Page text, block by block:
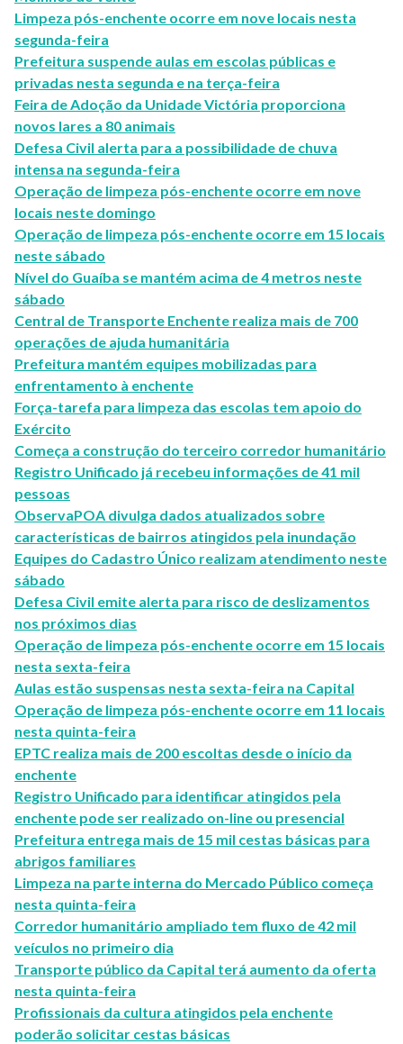
Limpeza pós-enchente ocorre em nove locais nesta
segunda-feira
Prefeitura suspende aulas em escolas públicas e
privadas nesta segunda e na terça-feira
Feira de Adoção da Unidade Victória proporciona
novos lares a 80 animais
Defesa Civil alerta para a possibilidade de chuva
intensa na segunda-feira
Operação de limpeza pós-enchente ocorre em nove
locais neste domingo
Operação de limpeza pós-enchente ocorre em 15 locais
neste sábado
Nível do Guaíba se mantém acima de 4 metros neste
sábado
Central de Transporte Enchente realiza mais de 700
operações de ajuda humanitária
Prefeitura mantém equipes mobilizadas para
enfrentamento à enchente
Força-tarefa para limpeza das escolas tem apoio do
Exército
Começa a construção do terceiro corredor humanitário
Registro Unificado já recebeu informações de 41 mil
pessoas
ObservaPOA divulga dados atualizados sobre
características de bairros atingidos pela inundação
Equipes do Cadastro Único realizam atendimento neste
sábado
Defesa Civil emite alerta para risco de deslizamentos
nos próximos dias
Operação de limpeza pós-enchente ocorre em 15 locais
nesta sexta-feira
Aulas estão suspensas nesta sexta-feira na Capital
Operação de limpeza pós-enchente ocorre em 11 locais
nesta quinta-feira
EPTC realiza mais de 200 escoltas desde o início da
enchente
Registro Unificado para identificar atingidos pela
enchente pode ser realizado on-line ou presencial
Prefeitura entrega mais de 15 mil cestas básicas para
abrigos familiares
Limpeza na parte interna do Mercado Público começa
nesta quinta-feira
Corredor humanitário ampliado tem fluxo de 42 mil
veículos no primeiro dia
Transporte público da Capital terá aumento da oferta
nesta quinta-feira
Profissionais da cultura atingidos pela enchente
poderão solicitar cestas básicas